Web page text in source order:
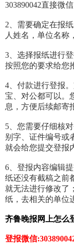
303890042直接微
2、需要确定在报
人姓名，单位名称
3、选择报纸进行
按照您的要求给您
4、付款进行登报
宝、对公都可以。
息，方便后续邮寄
5、您需要仔细核
别字、证件编号或
就会给您提交登报
6、登报内容编辑
纸还没有截稿之前
就无法进行修改了
纸，去相关的单位
齐鲁晚报网上怎么
登报微信